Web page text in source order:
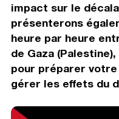
impact sur le
présenterons
heure par heure
de Gaza
pour préparer votre
gérer les effets du